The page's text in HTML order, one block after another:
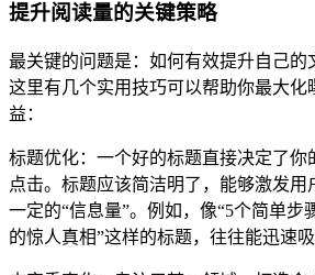
提升阅读量的关键策略
最关键的问题是：如何有效提升自己的
这里有几个实用技巧可以帮助你最大化
益：
标题优化：一个好的标题直接决定了你
点击。标题应该简洁明了，能够激发
一定的“信息量”。例如，像“5个简单步
的惊人真相”这样的标题，往往能迅速吸